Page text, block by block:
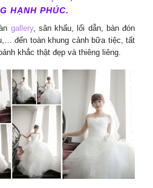
HẠNH PHÚC.
gallery, sân khấu, lối dẫn, bàn đón
đến toàn khung cảnh bữa tiệc, tất
khắc thật đẹp và thiêng liêng.